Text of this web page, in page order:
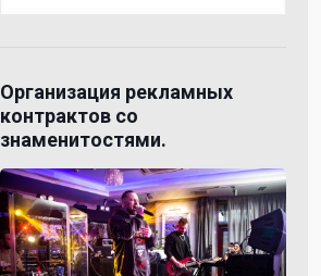
Организация рекламных
контрактов со
знаменитостями.